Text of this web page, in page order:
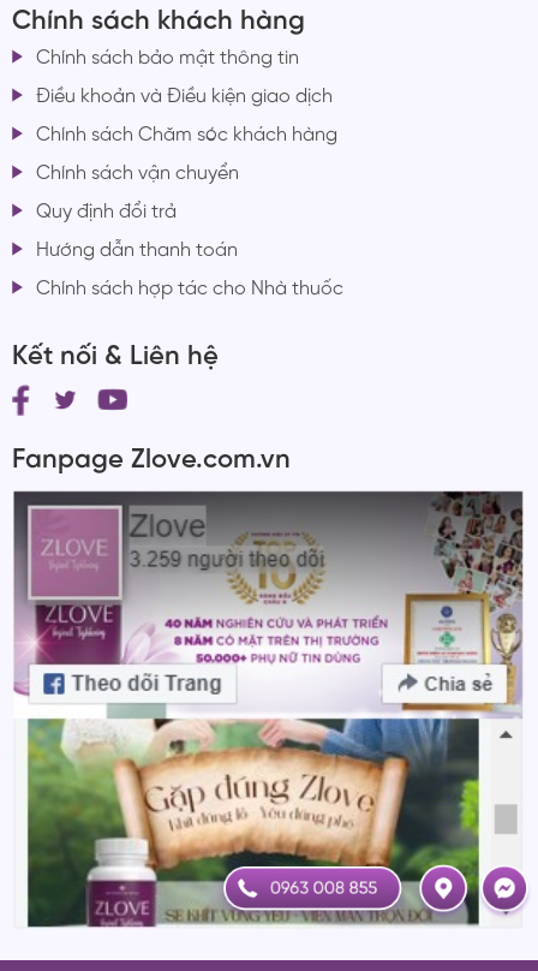
Chính sách khách hàng
Chính sách bảo mật thông tin
Điều khoản và Điều kiện giao dịch
Chính sách Chăm sóc khách hàng
Chính sách vận chuyển
Quy định đổi trả
Hướng dẫn thanh toán
Chính sách hợp tác cho Nhà thuốc
Kết nối & Liên hệ
Fanpage Zlove.com.vn